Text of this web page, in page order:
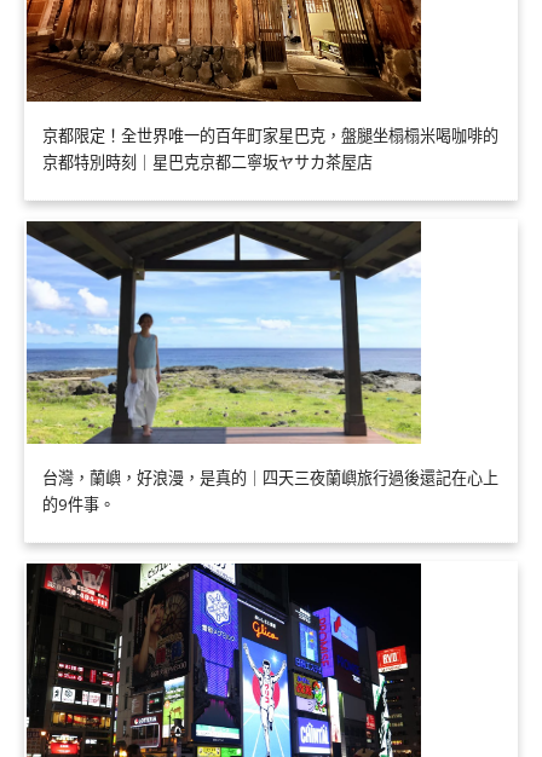
京都限定！全世界唯一的百年町家星巴克，盤腿坐榻榻米喝咖啡的
京都特別時刻｜星巴克京都二寧坂ヤサカ茶屋店
台灣，蘭嶼，好浪漫，是真的｜四天三夜蘭嶼旅行過後還記在心上
的9件事。